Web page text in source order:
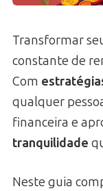
Transformar
constante de
Com
qualquer
financeira e
tranquilidade
Neste guia